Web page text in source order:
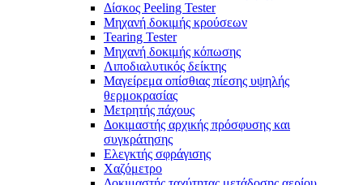
Δίσκος Peeling Tester
Μηχανή δοκιμής κρούσεων
Tearing Tester
Μηχανή δοκιμής κόπωσης
Λιποδιαλυτικός δείκτης
Μαγείρεμα οπίσθιας πίεσης υψηλής
θερμοκρασίας
Μετρητής πάχους
Δοκιμαστής αρχικής πρόσφυσης και
συγκράτησης
Ελεγκτής σφράγισης
Χαζόμετρο